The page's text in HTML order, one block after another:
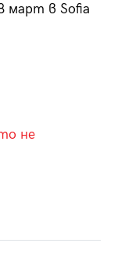
март в Sofia
не